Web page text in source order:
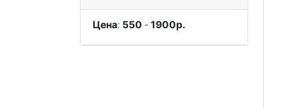
Цена: 550 -1900р.